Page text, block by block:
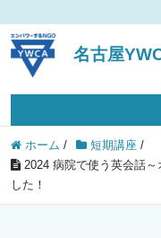
名古屋
ホーム / 短期講座 /
2024 病院で使う英会話
した！